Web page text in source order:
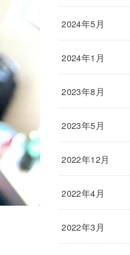
2024年5月
2024年1月
2023年8月
2023年5月
2022年12月
2022年4月
2022年3月